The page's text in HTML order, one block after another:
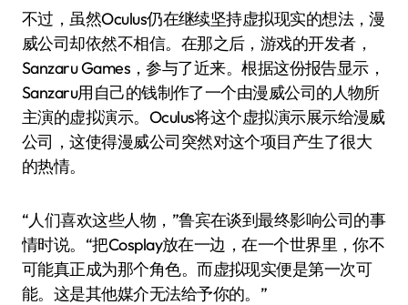
不过，虽然Oculus仍在继续坚持虚拟现实的想法，漫
威公司却依然不相信。在那之后，游戏的开发者，
Sanzaru Games，参与了近来。根据这份报告显示，
Sanzaru用自己的钱制作了一个由漫威公司的人物所
主演的虚拟演示。Oculus将这个虚拟演示展示给漫威
公司，这使得漫威公司突然对这个项目产生了很大
的热情。
“人们喜欢这些人物，”鲁宾在谈到最终影响公司的事
情时说。“把Cosplay放在一边，在一个世界里，你不
可能真正成为那个角色。而虚拟现实便是第一次可
能。这是其他媒介无法给予你的。”